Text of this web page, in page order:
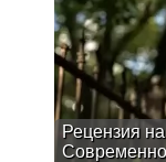
Рецензия